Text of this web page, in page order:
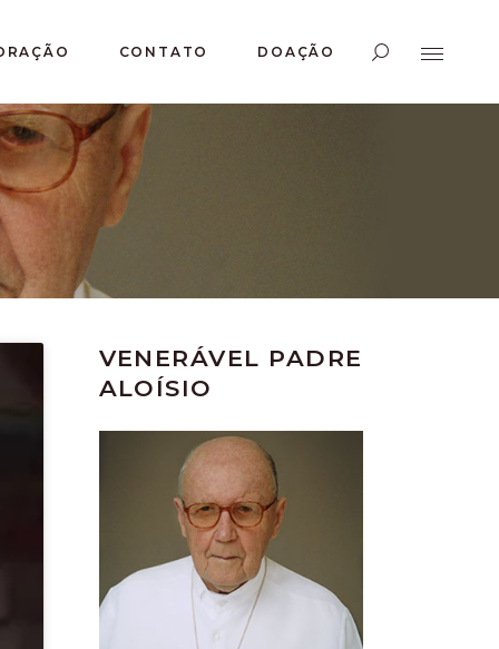
CONTATO DOAÇÃO
VENERÁVEL PADRE
ALOÍSIO